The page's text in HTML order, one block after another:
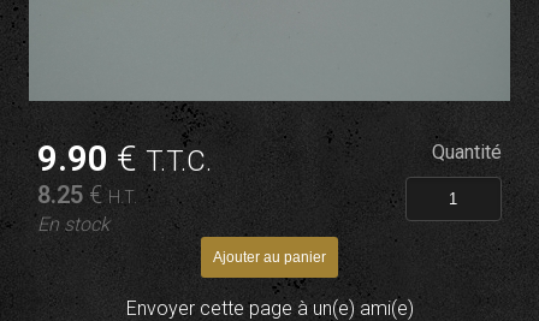
9.90 €T.T.C.
8.25 €H.T.
En stock
Quantité
Envoyer cette page à un(e) ami(e)